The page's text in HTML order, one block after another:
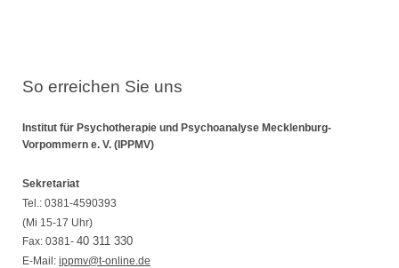
So erreichen Sie uns
Institut für Psychotherapie und Psychoanalyse Mecklenburg-
Vorpommern e. V. (IPPMV)
Sekretariat
Tel.: 0381-4590393
(Mi 15-17 Uhr)
Fax: 0381- 40 311 330
E-Mail: ippmv@t-online.de